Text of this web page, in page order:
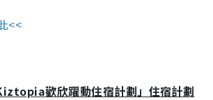
<<
歡欣躍動住宿計劃」住宿計劃